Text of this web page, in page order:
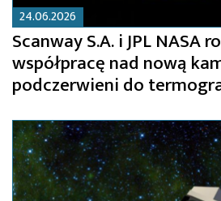
24.06.2026
Scanway S.A. i JPL NASA
współpracę nad nową
podczerwieni do